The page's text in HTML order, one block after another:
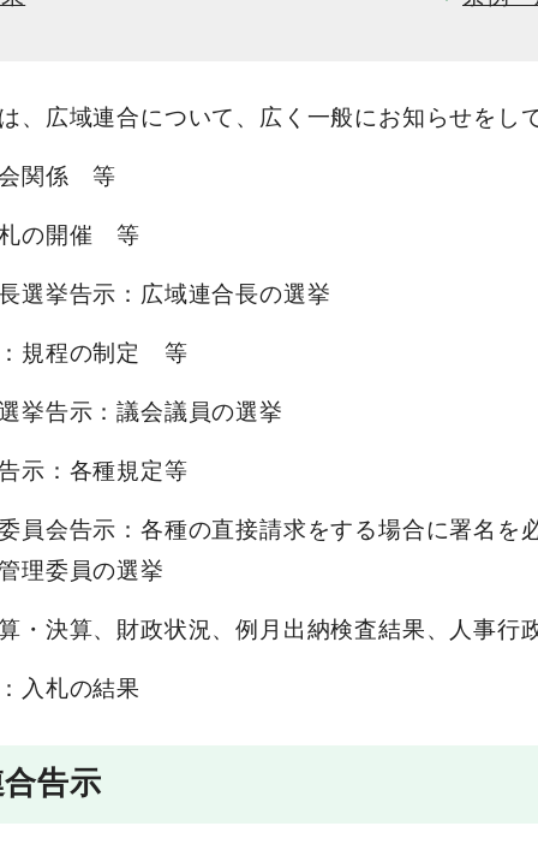
、広域連合について、広く一般にお知らせをし
関係 等
の開催 等
選挙告示：広域連合長の選挙
規程の制定 等
挙告示：議会議員の選挙
示：各種規定等
員会告示：各種の直接請求をする場合に署名を
理委員の選挙
・決算、財政状況、例月出納検査結果、人事
入札の結果
告示